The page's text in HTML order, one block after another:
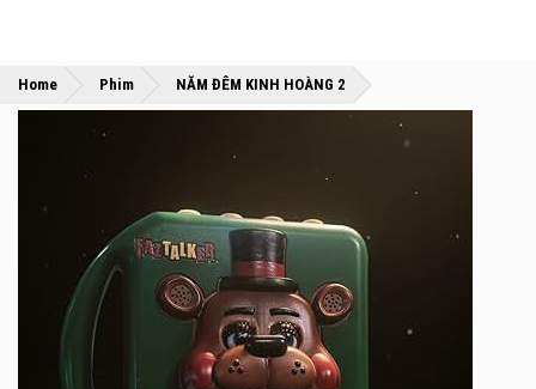
Home »
Phim »
NĂM ĐÊM KINH HOÀNG 2